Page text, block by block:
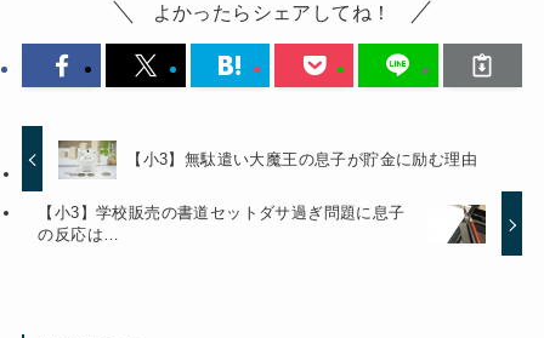
よかったらシェアしてね！
【小3】無駄遣い大魔王の息子が貯金に励む理由
【小3】学校販売の書道セットダサ過ぎ問題に息子
の反応は…